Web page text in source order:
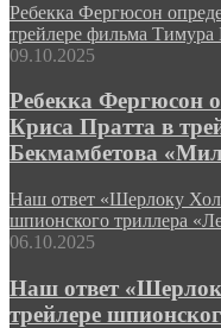
Ребекка Фергюсон
трейлере фильма
09.10.2025
Ребекка Фергюсон
Криса Пратта в
Бекмамбетова
Наш ответ «Шерлоку
шпионского триллера
06.10.2025
Наш ответ
трейлере